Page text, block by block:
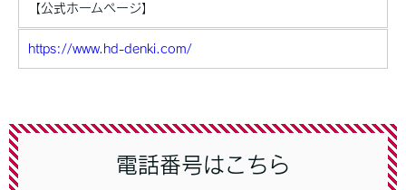
【公式ホームページ】
https://www.hd-denki.com/
電話番号はこちら